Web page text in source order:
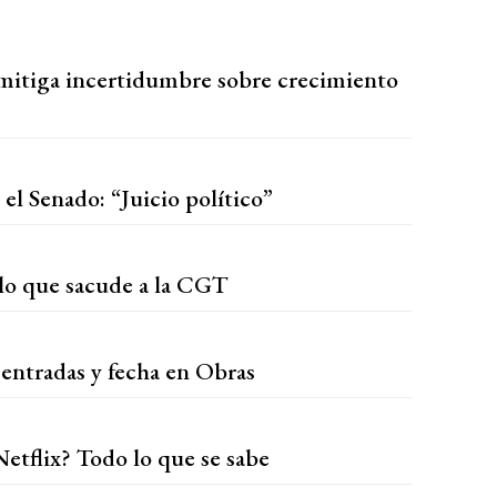
incertidumbre sobre crecimiento
Senado: “Juicio político”
que sacude a la CGT
y fecha en Obras
Todo lo que se sabe